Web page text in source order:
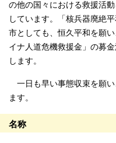
の他の国々における救援活
しています。「核兵器廃絶
市としても、恒久平和を願
イナ人道危機救援金」の募
します。
一日も早い事態収束を願い
ます。
名称